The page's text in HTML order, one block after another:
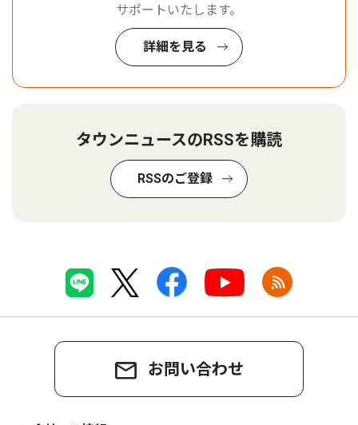
サポートいたします。
詳細を見る
タウンニュースのRSSを購読
RSSのご登録
お問い合わせ